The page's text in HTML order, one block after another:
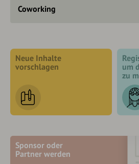
Coworking
Neue Inhalte
vorschlagen
um
zu
Sponsor oder
Partner werden